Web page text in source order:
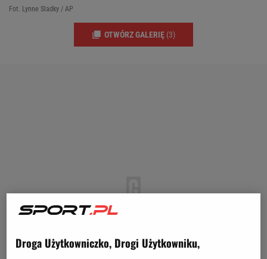
Fot. Lynne Sladky / AP
OTWÓRZ GALERIĘ (3)
Droga Użytkowniczko, Drogi Użytkowniku,